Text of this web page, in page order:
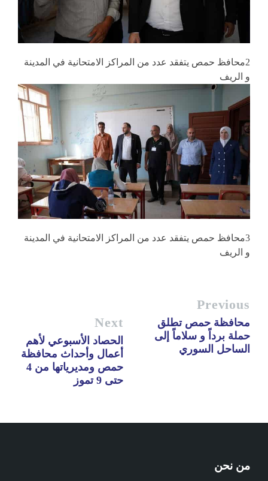
2محافظ حمص يتفقد عدد من المراكز الامتحانية في المدينة
و الريف
3محافظ حمص يتفقد عدد من المراكز الامتحانية في المدينة
و الريف
Previous
محافظة حمص تطلق
حملة برداً و سلاماً إلى
الساحل السوري
Next
الحصاد الأسبوعي لأهم
أعمال وأحداث محافظة
حمص ومديرياتها من 4
حتى 9 تموز
من نحن